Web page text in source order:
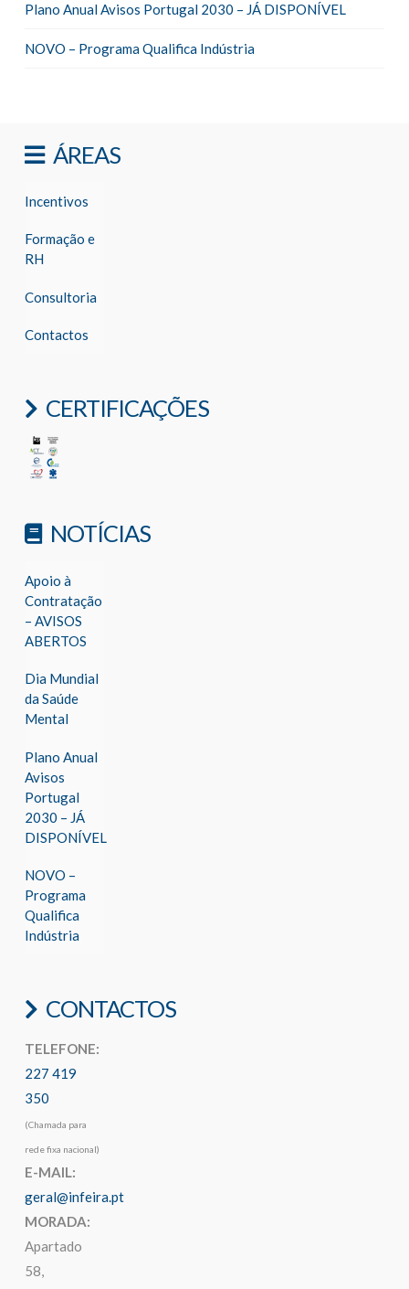
Plano Anual Avisos Portugal 2030 – JÁ DISPONÍVEL
NOVO – Programa Qualifica Indústria
ÁREAS
Incentivos
Formação e
RH
Consultoria
Contactos
CERTIFICAÇÕES
NOTÍCIAS
Apoio à
Contratação
– AVISOS
ABERTOS
Dia Mundial
da Saúde
Mental
Plano Anual
Avisos
Portugal
2030 – JÁ
DISPONÍVEL
NOVO –
Programa
Qualifica
Indústria
CONTACTOS
TELEFONE:
227 419
350
(Chamada para
rede fixa nacional)
E-MAIL:
geral@infeira.pt
MORADA:
Apartado
58,